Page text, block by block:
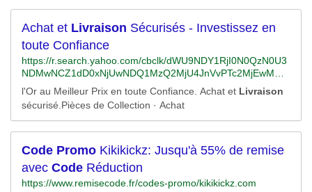
pijYHf3Hrdzn5Fdnn7kHXHxWmg-
Achat et Livraison Sécurisés - Investissez en
toute Confiance
https://r.search.yahoo.com/cbclk/dWU9NDY1RjI0N0QzN0U3
NDMwNCZ1dD0xNjUwNDQ1MzQ2MjU4JnVvPTc2MjEwMDI1
NzIwNzc4Jmx0PTImcz0yJmVzPUNFeERBS0FHUFM5SUhT
N3ZhRFBxYVNsZjFaa0JZNGN0cjlLWTRtU1JYdUtiSHpnLQ-
-/RV=2/RE=1650474146/RO=10/RU=https%3a%2f%2fwww.b
ing.com%2faclick%3fld%3de8co6WcXL3xB6tV5HRWsspoDV
UCUxg8MTaOqVJH-
v1ssOi5Gw8HVsAoXedMVPSwbNvi9HeATpb8rQj7hGcflh3Sh
Zd9KanjhSwJGbWGcyZJ3ZRMjKc2FpPmhszcqZHzIrmQYzy
AI7KC4onKtY1vYiYT_v2VkiJ0_Ryw_CYSTL2HedTtRu-
%26u%3daHR0cHMlM2ElMmYlMmZ3d3cuYWNoZXRlci1vci1
l'Or au Meilleur Prix en toute Confiance. Achat et Livraison
sécurisé.Pièces de Collection · Achat
Code Promo Kikikickz: Jusqu'à 55% de remise
avec Code Réduction
https://www.remisecode.fr/codes-promo/kikikickz.com